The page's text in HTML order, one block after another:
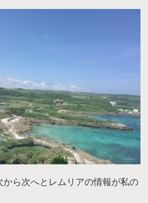
から次へとレムリアの情報が私の